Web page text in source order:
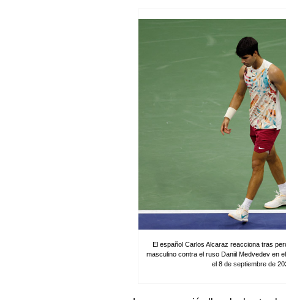
El español Carlos Alcaraz reacciona tras
masculino contra el ruso Daniil Medvedev en
el 8 de septiembre de